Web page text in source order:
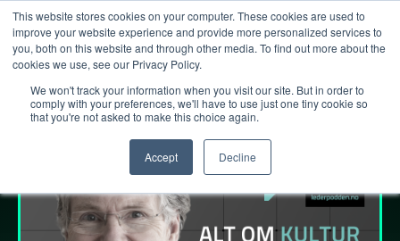
This website stores cookies on your computer. These cookies are used to
improve your website experience and provide more personalized services to
you, both on this website and through other media. To find out more about the
cookies we use, see our Privacy Policy.
We won't track your information when you visit our site. But in order to
comply with your preferences, we'll have to use just one tiny cookie so
that you're not asked to make this choice again.
Accept Decline
Lederpodden 23mar 2023 166 Del